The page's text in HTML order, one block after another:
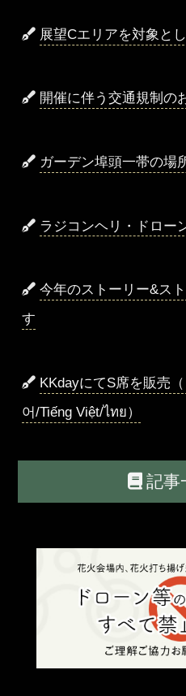
展望Cエリアを対象と
開催に伴う交通規制の
ガーデン埠頭一帯の場
ラジコンヘリ・ドロー
今年のストーリー&ス
す
KKdayにてS席を販売
어/Tiếng Việt/ไทย）
記事